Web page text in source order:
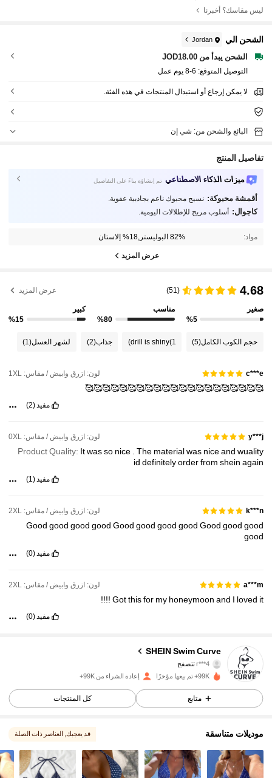
ليس مقاسك؟ أخبرنا
الشحن الي Jordan
الشحن يبدأ من JOD18.00
التوصيل المتوقع: 6-8 يوم عمل
لا يمكن إرجاع أو استبدال المنتجات في هذه الفئة.
البائع والشحن من: شي إن
تفاصيل المنتج
ميزات الذكاء الاصطناعي تم إنشاؤه بناءً على التفاصيل
أقمشة محبوكة: نسيج محبوك ناعم بجاذبية عفوية.
كاجوال: أسلوب مريح للإطلالات اليومية.
مواد: 82% البوليستر,18% إلاستان
عرض المزيد
4.68
(51) عرض المزيد
صغير
%5
مناسب
%80
كبير
%15
حجم الكوب الكامل(5)
drill is shiny(1) جذاب(2) لشهر العسل(1)
c***e لون: ازرق وابيض / مقاس: 1XL
🥰🥰🥰🥰🥰🥰🥰🥰🥰🥰🥰🥰🥰🥰🥰🥰🥰🥰🥰🥰🥰
مفيد (2)
y***j لون: ازرق وابيض / مقاس: 0XL
Product Quality: Itwasso nice The materialwas niceand wuality
id definitelyorderfrom shein again
مفيد(1)
k***n لون: ازرق وابيض / مقاس: 2XL
Good good good good Good good good good Good good good
good
مفيد(0)
a***m لون: ازرق وابيض / مقاس: 2XL
Gotthisfor my honeymoon and I loved it
!!!!
مفيد(0)
SHEIN Swim Curve
r***4تتصفح
4.89
81K متابعون
81K متابعون
4.89
4.89 81K متابعون
99K+ تم بيعها مؤخرًا إعادة الشراء من 99K+
متابع كل المنتجات
موديلات متناسقة قد يعجبك, العناصر ذات الصلة